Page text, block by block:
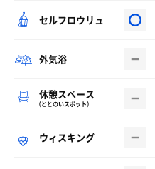
セルフロウリュ
外気浴
休憩スペース
（ととのいスポット）
ウィスキング